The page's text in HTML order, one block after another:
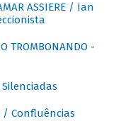
ASSIERE / Ian
TROMBONANDO -
Silenciadas
/ Confluências